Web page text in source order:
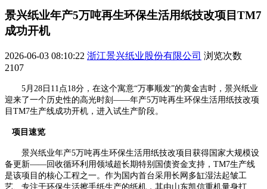
景兴纸业年产5万吨再生环保生活用纸技改项目TM7
成功开机
2026-06-03 08:10:22 浙江景兴纸业股份有限公司 浏览次数
2107
5 月28日11点18分，在这个寓意“万事顺发”的黄金吉时，景兴纸业
迎来了一个历史性的高光时刻——年产5万吨再生环保生活用纸技改项
目TM7生产线成功开机，进入试生产阶段。
项目速览
景兴纸业年产5万吨再生环保生活用纸技改项目获得国家大规模设
备更新——回收循环利用领域超长期特别国债资金支持，TM7生产线
是该项目的核心工程之一。作为国内首台采用长网多缸湿法起皱工
艺、专注于环保生活擦手纸生产的纸机，其由山东凯信重机量身打